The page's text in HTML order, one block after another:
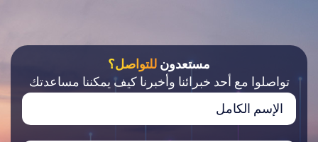
مستعدون للتواصل؟
تواصلوا مع أحد خبرائنا وأخبرنا كيف يمكننا مساعدتك